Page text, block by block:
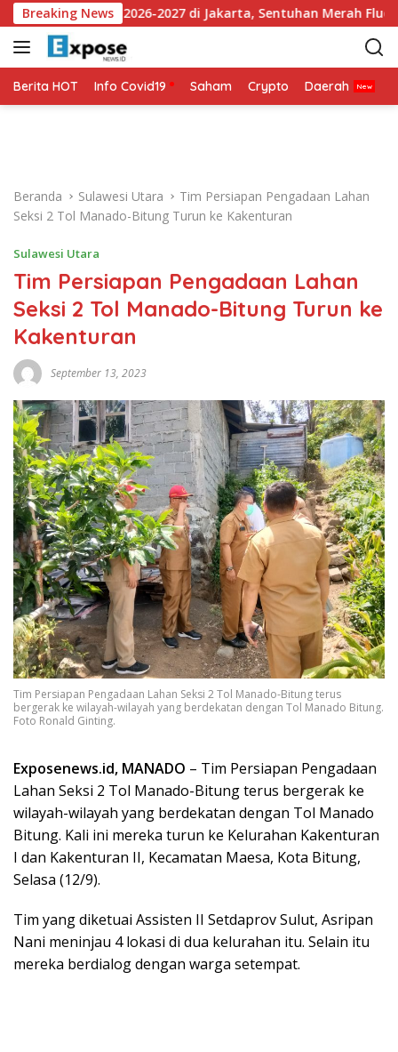
a
g
u
Breaking News
Ketiga 2026-2027 di Jakarta, Sentuhan Merah Fluoresen
Berita HOT Info Covid19 Saham Crypto Daerah
Beranda Sulawesi Utara
Tim Persiapan Pengadaan Lahan
Seksi 2 Tol Manado-Bitung Turun ke Kakenturan
Sulawesi Utara
Tim Persiapan Pengadaan Lahan
Seksi 2 Tol Manado-Bitung Turun ke
Kakenturan
September 13, 2023
Tim Persiapan Pengadaan Lahan Seksi 2 Tol Manado-Bitung terus
bergerak ke wilayah-wilayah yang berdekatan dengan Tol Manado Bitung.
Foto Ronald Ginting.
Exposenews.id, MANADO – Tim Persiapan Pengadaan
Lahan Seksi 2 Tol Manado-Bitung terus bergerak ke
wilayah-wilayah yang berdekatan dengan Tol Manado
Bitung. Kali ini mereka turun ke Kelurahan Kakenturan
I dan Kakenturan II, Kecamatan Maesa, Kota Bitung,
Selasa (12/9).
Tim yang diketuai Assisten II Setdaprov Sulut, Asripan
Nani meninjau 4 lokasi di dua kelurahan itu. Selain itu
mereka berdialog dengan warga setempat.